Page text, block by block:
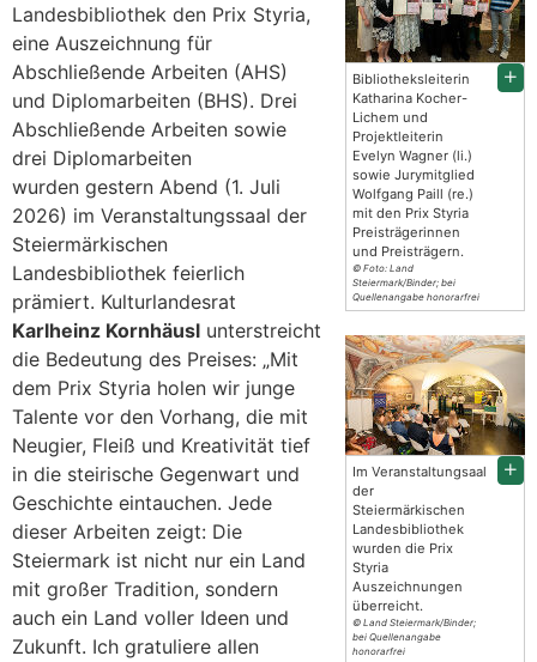
Bibliotheksleiterin
Katharina Kocher-
Lichem und
Projektleiterin
Evelyn Wagner (li.)
sowie Jurymitglied
Wolfgang Paill (re.)
mit den Prix Styria
Preisträgerinnen
und Preisträgern.
© Foto: Land
Steiermark/Binder; bei
Quellenangabe honorarfrei
Im Veranstaltungsaal
der
Steiermärkischen
Landesbibliothek
wurden die Prix
Styria
Auszeichnungen
überreicht.
© Land Steiermark/Binder;
bei Quellenangabe
honorarfrei
Landesbibliothek den Prix Styria,
eine Auszeichnung für
Abschließende Arbeiten (AHS)
und Diplomarbeiten (BHS). Drei
Abschließende Arbeiten sowie
drei Diplomarbeiten
wurden gestern Abend (1. Juli
2026) im Veranstaltungssaal der
Steiermärkischen
Landesbibliothek feierlich
prämiert. Kulturlandesrat
Karlheinz Kornhäusl unterstreicht
die Bedeutung des Preises: „Mit
dem Prix Styria holen wir junge
Talente vor den Vorhang, die mit
Neugier, Fleiß und Kreativität tief
in die steirische Gegenwart und
Geschichte eintauchen. Jede
dieser Arbeiten zeigt: Die
Steiermark ist nicht nur ein Land
mit großer Tradition, sondern
auch ein Land voller Ideen und
Zukunft. Ich gratuliere allen